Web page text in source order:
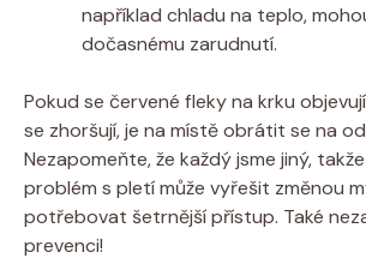
například chladu na teplo,
dočasnému zarudnutí.
Pokud se červené fleky na krku
se zhoršují, je na místě obrátit se na
Nezapomeňte, že každý jsme jiný,
problém s pletí může vyřešit změnou
potřebovat šetrnější přístup. Také
prevenci!